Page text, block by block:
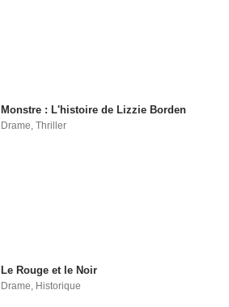
Monstre : L'histoire de Lizzie Borden
Drame ,Thriller
Le Rouge et le Noir
Drame, Historique